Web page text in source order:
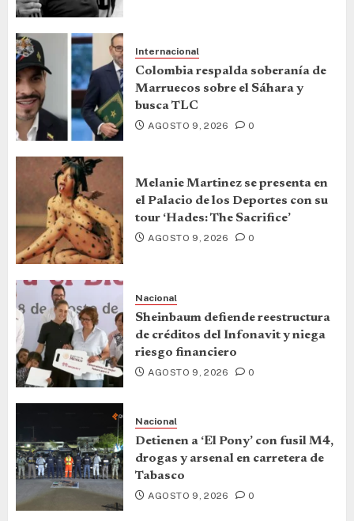
Internacional
Colombia respalda soberanía de
Marruecos sobre el Sáhara y
busca TLC
AGOSTO 9, 2026 0
Melanie Martinez se presenta en
el Palacio de los Deportes con su
tour ‘Hades: The Sacrifice’
AGOSTO 9, 2026 0
Nacional
Sheinbaum defiende reestructura
de créditos del Infonavit y niega
riesgo financiero
AGOSTO 9, 2026 0
Nacional
Detienen a ‘El Pony’ con fusil M4,
drogas y arsenal en carretera de
Tabasco
AGOSTO 9, 2026 0